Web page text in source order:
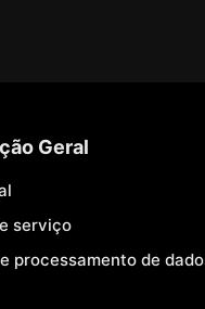
Geral
serviço
processamento de